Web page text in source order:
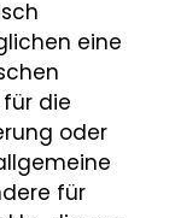
eine
die
oder
für